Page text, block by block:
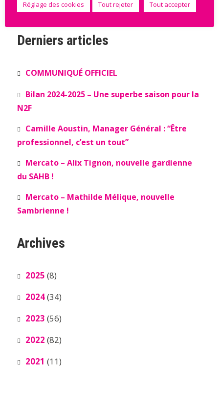
Voir le tableau complet
Derniers articles
COMMUNIQUÉ OFFICIEL
Bilan 2024-2025 – Une superbe saison pour la
N2F
Camille Aoustin, Manager Général : “Être
professionnel, c’est un tout”
Mercato – Alix Tignon, nouvelle gardienne
du SAHB !
Mercato – Mathilde Mélique, nouvelle
Sambrienne !
Archives
2025 (8)
2024(34)
2023 (56)
2022 (82)
2021 (11)
Réglage des cookies Tout rejeter Tout accepter